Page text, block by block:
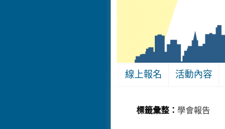
線上報名 活動內容
標籤彙整： 學會報告